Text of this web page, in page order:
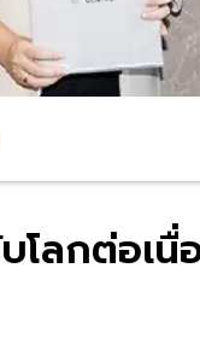
บโลกต่อ